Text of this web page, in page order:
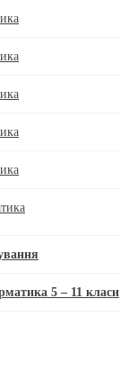
5 – 11 класи